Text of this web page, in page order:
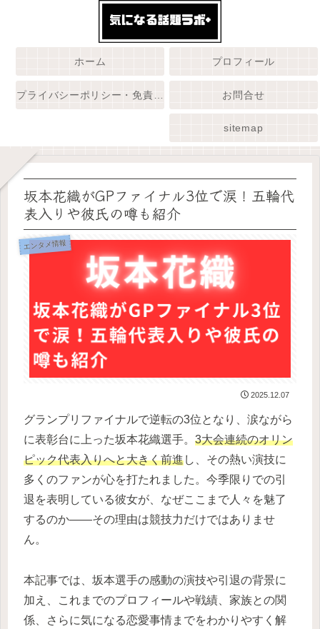
ホーム プロフィール
お問合せ
sitemap
坂本花織がGPファイナル3位で涙！五輪代
表入りや彼氏の噂も紹介
エンタメ情報
2025.12.07
グランプリファイナルで逆転の3位となり、涙ながら
に表彰台に上った坂本花織選手。 3大会連続のオリン
ピック代表入りへと大きく前進し、その熱い演技に
多くのファンが心を打たれました。今季限りでの引
退を表明している彼女が、なぜここまで人々を魅了
するのか――その理由は競技力だけではありませ
ん。
本記事では、坂本選手の感動の演技や引退の背景に
加え、これまでのプロフィールや戦績、家族との関
係、さらに気になる恋愛事情までをわかりやすく解